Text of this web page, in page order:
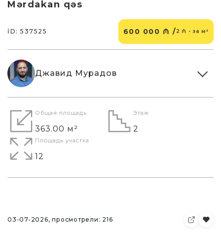
Mərdakan qəs
İD: 537525 600 000 ₼ /2 ₼ - за м²
Джавид Мурадов
Общая площадь
363.00 м²
Этаж
2
Площадь участка
12
03-07-2026, просмотрели: 216